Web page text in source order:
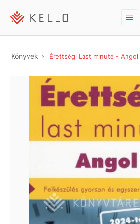
Könyvek Érettségi Last minute -